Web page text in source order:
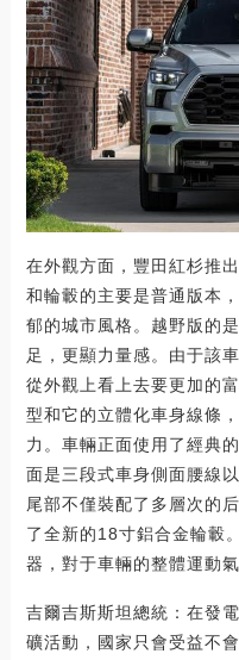
在外觀方面，豐田紅杉推
和輪轂的主要是普通版本
郁的城市風格。越野版的
足，更顯力量感。由于該
從外觀上看上去要更加的
型和它的立體化車身線條
力。車輛正面使用了經典
面是三段式車身側面腰線
尾部不僅裝配了多層次的
了全新的18寸鋁合金輪轂
器，對于車輛的整體運動
吉爾吉斯斯坦總統：在發
礦活動，國家只會受益不